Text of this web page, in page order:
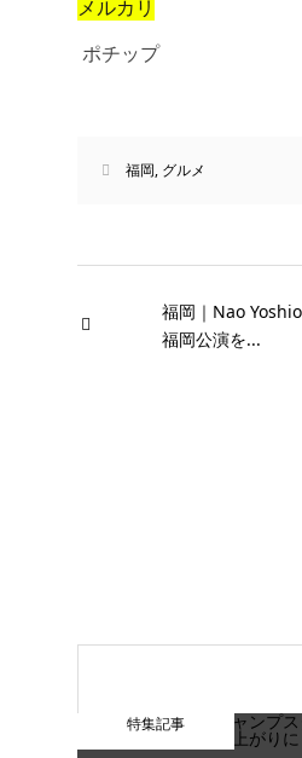
メルカリ
ポチップ
福岡, グルメ
福岡｜Nao
福岡公演を...
特集記事